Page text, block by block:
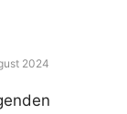
2024